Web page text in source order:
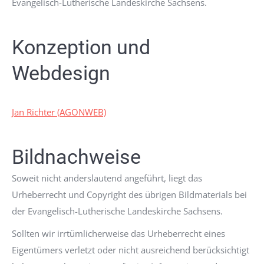
Evangelisch-Lutherische Landeskirche Sachsens.
Konzeption und
Webdesign
Jan Richter (AGONWEB)
Bildnachweise
Soweit nicht anderslautend angeführt, liegt das
Urheberrecht und Copyright des übrigen Bildmaterials bei
der Evangelisch-Lutherische Landeskirche Sachsens.
Sollten wir irrtümlicherweise das Urheberrecht eines
Eigentümers verletzt oder nicht ausreichend berücksichtigt